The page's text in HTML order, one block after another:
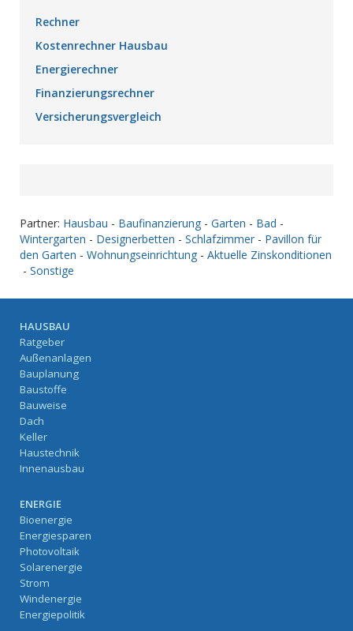
Rechner
Kostenrechner Hausbau
Energierechner
Finanzierungsrechner
Versicherungsvergleich
Partner: Hausbau - Baufinanzierung - Garten - Bad -
Wintergarten - Designerbetten - Schlafzimmer - Pavillon für
den Garten - Wohnungseinrichtung - Aktuelle Zinskonditionen
- Sonstige
HAUSBAU
Ratgeber
Außenanlagen
Bauplanung
Baustoffe
Bauweise
Dach
Keller
Haustechnik
Innenausbau
ENERGIE
Bioenergie
Energiesparen
Photovoltaik
Solarenergie
Strom
Windenergie
Energiepolitik